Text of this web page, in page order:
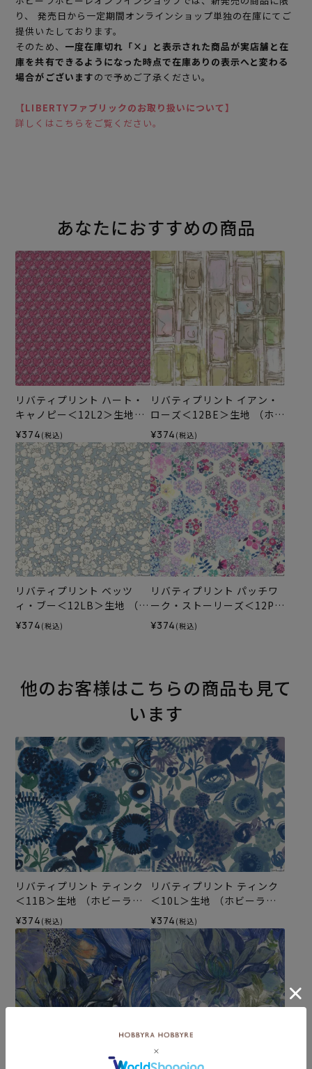
り、 発売日から一定期間オンラインショップ単独の在庫にてご
提供いたしております。
そのため、 一度在庫切れ「×」と表示された商品が実店舗と在
庫を共有できるようになった時点で在庫ありの表示へと変わる
場合がございますので予めご了承ください。
【LIBERTYファブリックのお取り扱いについて】
詳しくはこちらをご覧ください。
あなたにおすすめの商品
リバティプリント ハート・
キャノピー＜12L2＞生地
（ホビーラホビーレオリジ
ナル）2026SS
¥374 (税込)
リバティプリント イアン・
ローズ＜12BE＞生地 （ホビ
ーラホビーレオリジナル）2
026SS
¥374 (税込)
リバティプリント ベッツ
ィ・ブー＜12LB＞生地 （ホ
ビーラホビーレオリジナ
ル）2026SS
¥374 (税込)
リバティプリント パッチワ
ーク・ストーリーズ＜12P＞
生地 （ホビーラホビーレオ
リジナル）2026SS
¥374 (税込)
他のお客様はこちらの商品も見て
います
リバティプリント ティンク
＜11B＞生地 （ホビーラホ
ビーレオリジナル）2026SS
¥374 (税込)
リバティプリント ティンク
＜10L＞生地 （ホビーラホ
ビーレオリジナル）2026SS
¥374 (税込)